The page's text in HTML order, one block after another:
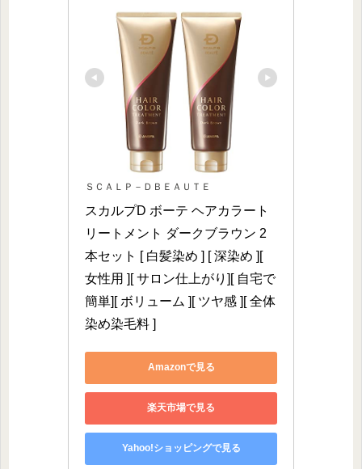
ＳＣＡＬＰ－ＤＢＥＡＵＴＥ
スカルプD ボーテ ヘアカラート
リートメント ダークブラウン 2
本セット [ 白髪染め ] [ 深染め ][
女性用 ][ サロン仕上がり][ 自宅で
簡単][ ボリューム ][ ツヤ感 ][ 全体
染め染毛料 ]
Amazonで見る
楽天市場で見る
Yahoo!ショッピングで見る